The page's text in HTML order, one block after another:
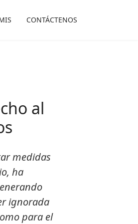
CONTÁCTENOS
al
medidas
ha
ignorada
para el